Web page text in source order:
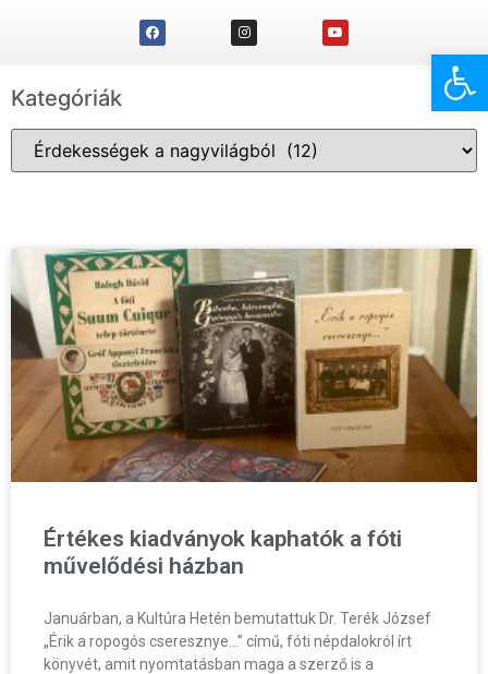
Kategóriák
Értékes kiadványok kaphatók a fóti
művelődési házban
Januárban, a Kultúra Hetén bemutattuk Dr. Terék József
„Érik a ropogós cseresznye…” című, fóti népdalokról írt
könyvét, amit nyomtatásban maga a szerző is a